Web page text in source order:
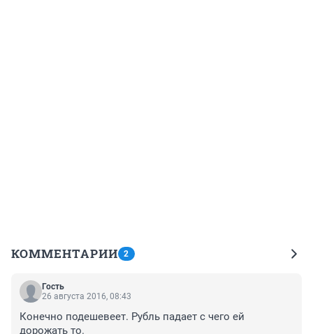
КОММЕНТАРИИ 2
Гость
26 августа 2016, 08:43
Конечно подешевеет. Рубль падает с чего ей
дорожать то.